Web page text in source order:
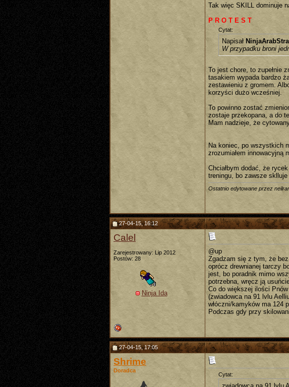
Tak więc SKILL dominuje
P R O T E S T
Cytat:
Napisał
W przypadku broni
To jest chore, to zupełnie
tasakiem wypada bardzo
zestawieniu z gromem.
korzyści dużo wcześniej.
To powinno zostać
zostaje przekopana, a do
Mam nadzieje, że
Na koniec, po wszystkich
zrozumiałem innowacyjną
Chciałbym dodać, że
treningu, bo zawsze
Ostatnio edytowane przez
27-04-15, 16:12
Calel
Zarejestrowany: Lip 2012
Postów: 28
Ninja Ida
@up
Zgadzam się z tym, że
oprócz drewnianej tarczy
jest, bo poradnik mimo
potrzebna, wręcz ją
Co do większej ilości
(zwiadowca na 91 lvlu
włóczni/kamyków ma 124
Podczas gdy przy
27-04-15, 17:05
Shrime
Doradca
Cytat: